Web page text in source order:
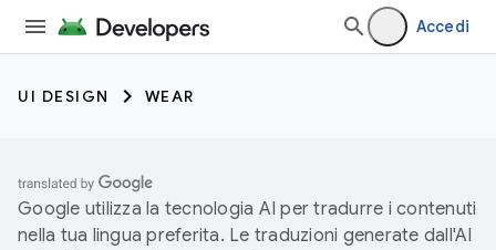
Accedi
UI DESIGN WEAR
Google utilizza la tecnologia AI per tradurre i contenuti
nella tua lingua preferita. Le traduzioni generate dall'AI